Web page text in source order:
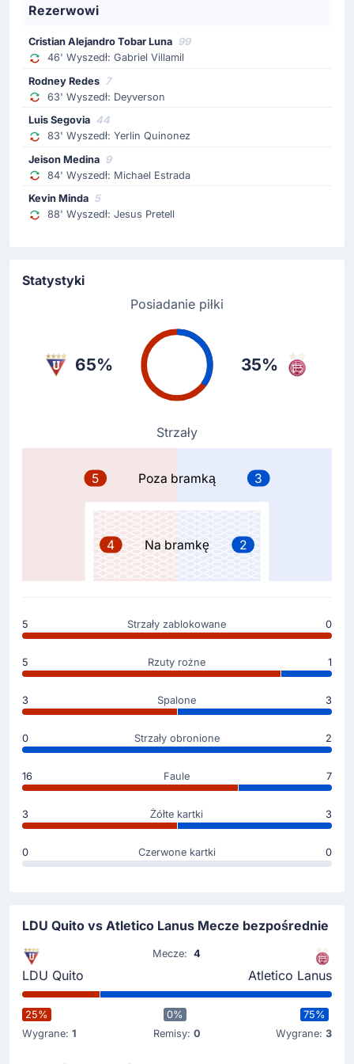
80'
Zmiana zawodnika
Sasha Julian Marcich
Dylan Aquino
Goście dokonują zmiany. Boisko opuszcza Sasha Julian
Marcich. Na boisko wchodzi Dylan Aquino.
80'
Zmiana zawodnika
Eduardo Salvio
Walter Ariel Bou
Zmiana. Z boiska schodzi Eduardo Salvio, a wchodzi
Żółta kartka
Jose Maria Canale Dominguez
Żółta kartka
Nahuel Hernan Losada
Rodrigo Paz Delgado.
Żółta kartka
Jose Quinteros
U gospodarze żółtą katkę ogląda Jose Quinteros.
piłkę we własnej siatce! Mamy teraz 1 - 0 .
Zmiana zawodnika
Rodney Redes
Deyverson ustępuje miejsca na boisku dla Rodney
Redes.
59'
Zmiana zawodnika
Yoshan Valois
Mauricio Pellegrino ściąga z boiska kontuzjowanego
Zmiana zawodnika
Matias Ignacio Sepulveda Mendez
Zmiana. Z boiska schodzi Ramiro Carrera, a wchodzi
Matias Sepulveda.
Zmiana zawodnika
Rezerwowi
Cristian Alejandro Tobar Luna 99
46' Wyszedł: Gabriel Villamil
Rodney Redes 7
63' Wyszedł: Deyverson
Luis Segovia 44
83' Wyszedł: Yerlin Quinonez
Jeison Medina 9
84' Wyszedł: Michael Estrada
Kevin Minda 5
88' Wyszedł: Jesus Pretell
Statystyki
Posiadanie piłki
65% 35%
Strzały
5 Poza bramką 3
4 Na bramkę 2
5 Strzały zablokowane 0
5 Rzuty rożne 1
3 Spalone 3
0 Strzały obronione 2
16 Faule 7
3 Żółte kartki 3
0 Czerwone kartki 0
LDU Quito vs Atletico Lanus Mecze bezpośrednie
LDU Quito
Mecze:4
Atletico Lanus
25%
Wygrane: 1
0%
Remisy: 0
75%
Wygrane: 3